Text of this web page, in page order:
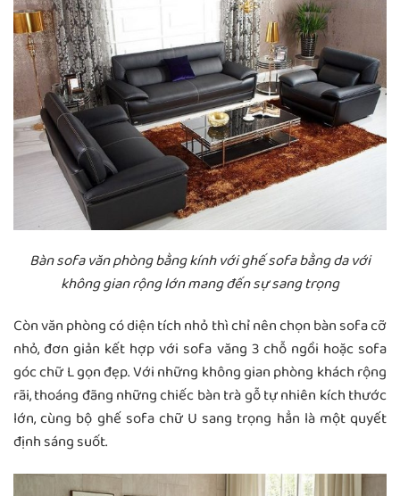
Bàn sofa văn phòng bằng kính với ghế sofa bằng da với
không gian rộng lớn mang đến sự sang trọng
Còn văn phòng có diện tích nhỏ thì chỉ nên chọn bàn sofa cỡ
nhỏ, đơn giản kết hợp với sofa văng 3 chỗ ngồi hoặc sofa
góc chữ L gọn đẹp. Với những không gian phòng khách rộng
rãi, thoáng đãng những chiếc bàn trà gỗ tự nhiên kích thước
lớn, cùng bộ ghế sofa chữ U sang trọng hẳn là một quyết
định sáng suốt.